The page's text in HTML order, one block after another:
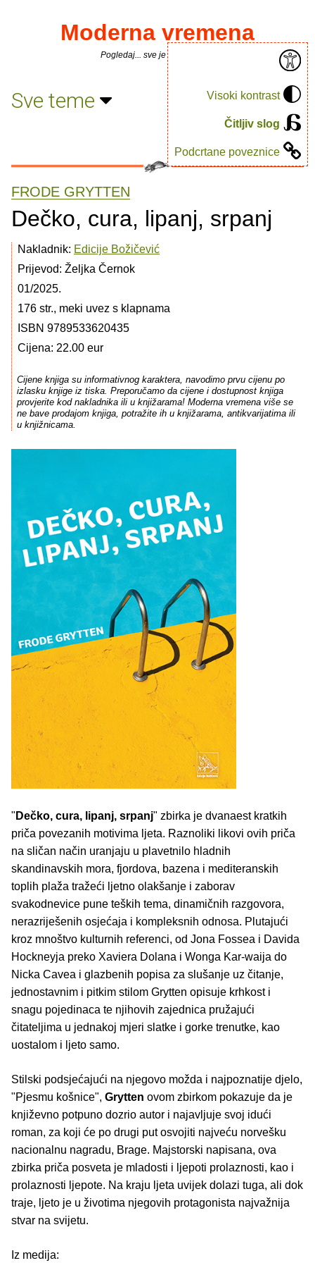
Visoki kontrast
Čitljiv slog
Podcrtane poveznice
Moderna vremena
Pogledaj... sve je puno knjiga.
Sve teme
FRODE GRYTTEN
Dečko, cura, lipanj, srpanj
Nakladnik: Edicije Božičević
Prijevod: Željka Černok
01/2025.
176 str., meki uvez s klapnama
ISBN 9789533620435
Cijena: 22.00 eur
Cijene knjiga su informativnog karaktera, navodimo prvu cijenu po
izlasku knjige iz tiska. Preporučamo da cijene i dostupnost knjiga
provjerite kod nakladnika ili u knjižarama! Moderna vremena više se
ne bave prodajom knjiga, potražite ih u knjižarama, antikvarijatima ili
u knjižnicama.
" Dečko, cura, lipanj, srpanj" zbirka je dvanaest kratkih
priča povezanih motivima ljeta. Raznoliki likovi ovih priča
na sličan način uranjaju u plavetnilo hladnih
skandinavskih mora, fjordova, bazena i mediteranskih
toplih plaža tražeći ljetno olakšanje i zaborav
svakodnevice pune teških tema, dinamičnih razgovora,
nerazriješenih osjećaja i kompleksnih odnosa. Plutajući
kroz mnoštvo kulturnih referenci, od Jona Fossea i Davida
Hockneyja preko Xaviera Dolana i Wonga Kar-waija do
Nicka Cavea i glazbenih popisa za slušanje uz čitanje,
jednostavnim i pitkim stilom Grytten opisuje krhkost i
snagu pojedinaca te njihovih zajednica pružajući
čitateljima u jednakoj mjeri slatke i gorke trenutke, kao
uostalom i ljeto samo.
Stilski podsjećajući na njegovo možda i najpoznatije djelo,
"Pjesmu košnice", Grytten ovom zbirkom pokazuje da je
književno potpuno dozrio autor i najavljuje svoj idući
roman, za koji će po drugi put osvojiti najveću norvešku
nacionalnu nagradu, Brage. Majstorski napisana, ova
zbirka priča posveta je mladosti i ljepoti prolaznosti, kao i
prolaznosti ljepote. Na kraju ljeta uvijek dolazi tuga, ali dok
traje, ljeto je u životima njegovih protagonista najvažnija
stvar na svijetu.
Iz medija: